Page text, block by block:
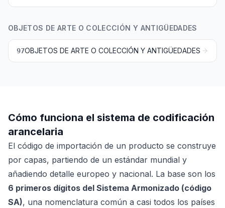
OBJETOS DE ARTE O COLECCIÓN Y ANTIGÜEDADES
97OBJETOS DE ARTE O COLECCIÓN Y ANTIGÜEDADES
Cómo funciona el sistema de codificación
arancelaria
El código de importación de un producto se construye
por capas, partiendo de un estándar mundial y
añadiendo detalle europeo y nacional. La base son los
6 primeros dígitos del Sistema Armonizado (código
SA), una nomenclatura común a casi todos los países